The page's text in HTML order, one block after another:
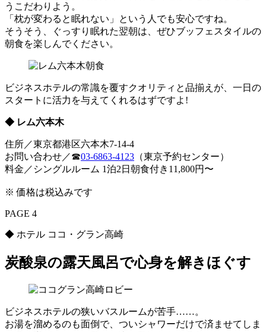
うこだわりよう。
「枕が変わると眠れない」という人でも安心ですね。
そうそう、ぐっすり眠れた翌朝は、ぜひブッフェスタイルの
朝食を楽しんでください。
ビジネスホテルの常識を覆すクオリティと品揃えが、一日の
スタートに活力を与えてくれるはずですよ!
◆ レム六本木
住所／東京都港区六本木7-14-4
お問い合わせ／☎︎03-6863-4123 （東京予約センター）
料金／シングルルーム 1泊2日朝食付き11,800円〜
※ 価格は税込みです
PAGE 4
◆ ホテル ココ・グラン高崎
炭酸泉の露天風呂で心身を解きほぐす
ビジネスホテルの狭いバスルームが苦手……。
お湯を溜めるのも面倒で、ついシャワーだけで済ませてしま